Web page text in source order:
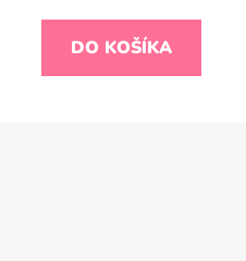
DO KOŠÍKA